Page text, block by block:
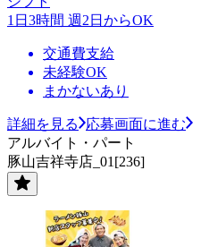
1日3時間 週2日からOK
交通費支給
未経験OK
まかないあり
詳細を見る
応募画面に進む
アルバイト・パート
豚山吉祥寺店_01[236]